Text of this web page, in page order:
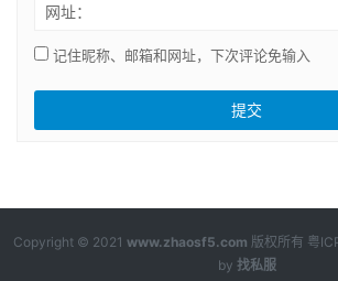
网址：
记住昵称、邮箱和网址，下次评论免输入
Copyright © 2021 www.zhaosf5.com 版权所有 粤
by 找私服